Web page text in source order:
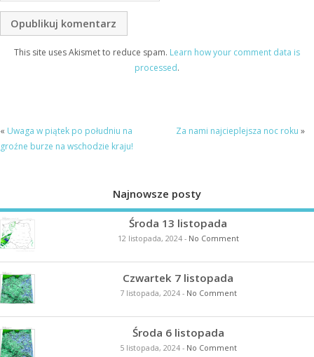
This site uses Akismet to reduce spam. Learn how your comment data is
processed.
« Uwaga w piątek po południu na
groźne burze na wschodzie kraju!
Za nami najcieplejsza noc roku »
Najnowsze posty
Środa 13 listopada
12 listopada, 2024- No Comment
Czwartek 7 listopada
7 listopada, 2024- No Comment
Środa 6 listopada
5 listopada, 2024- No Comment